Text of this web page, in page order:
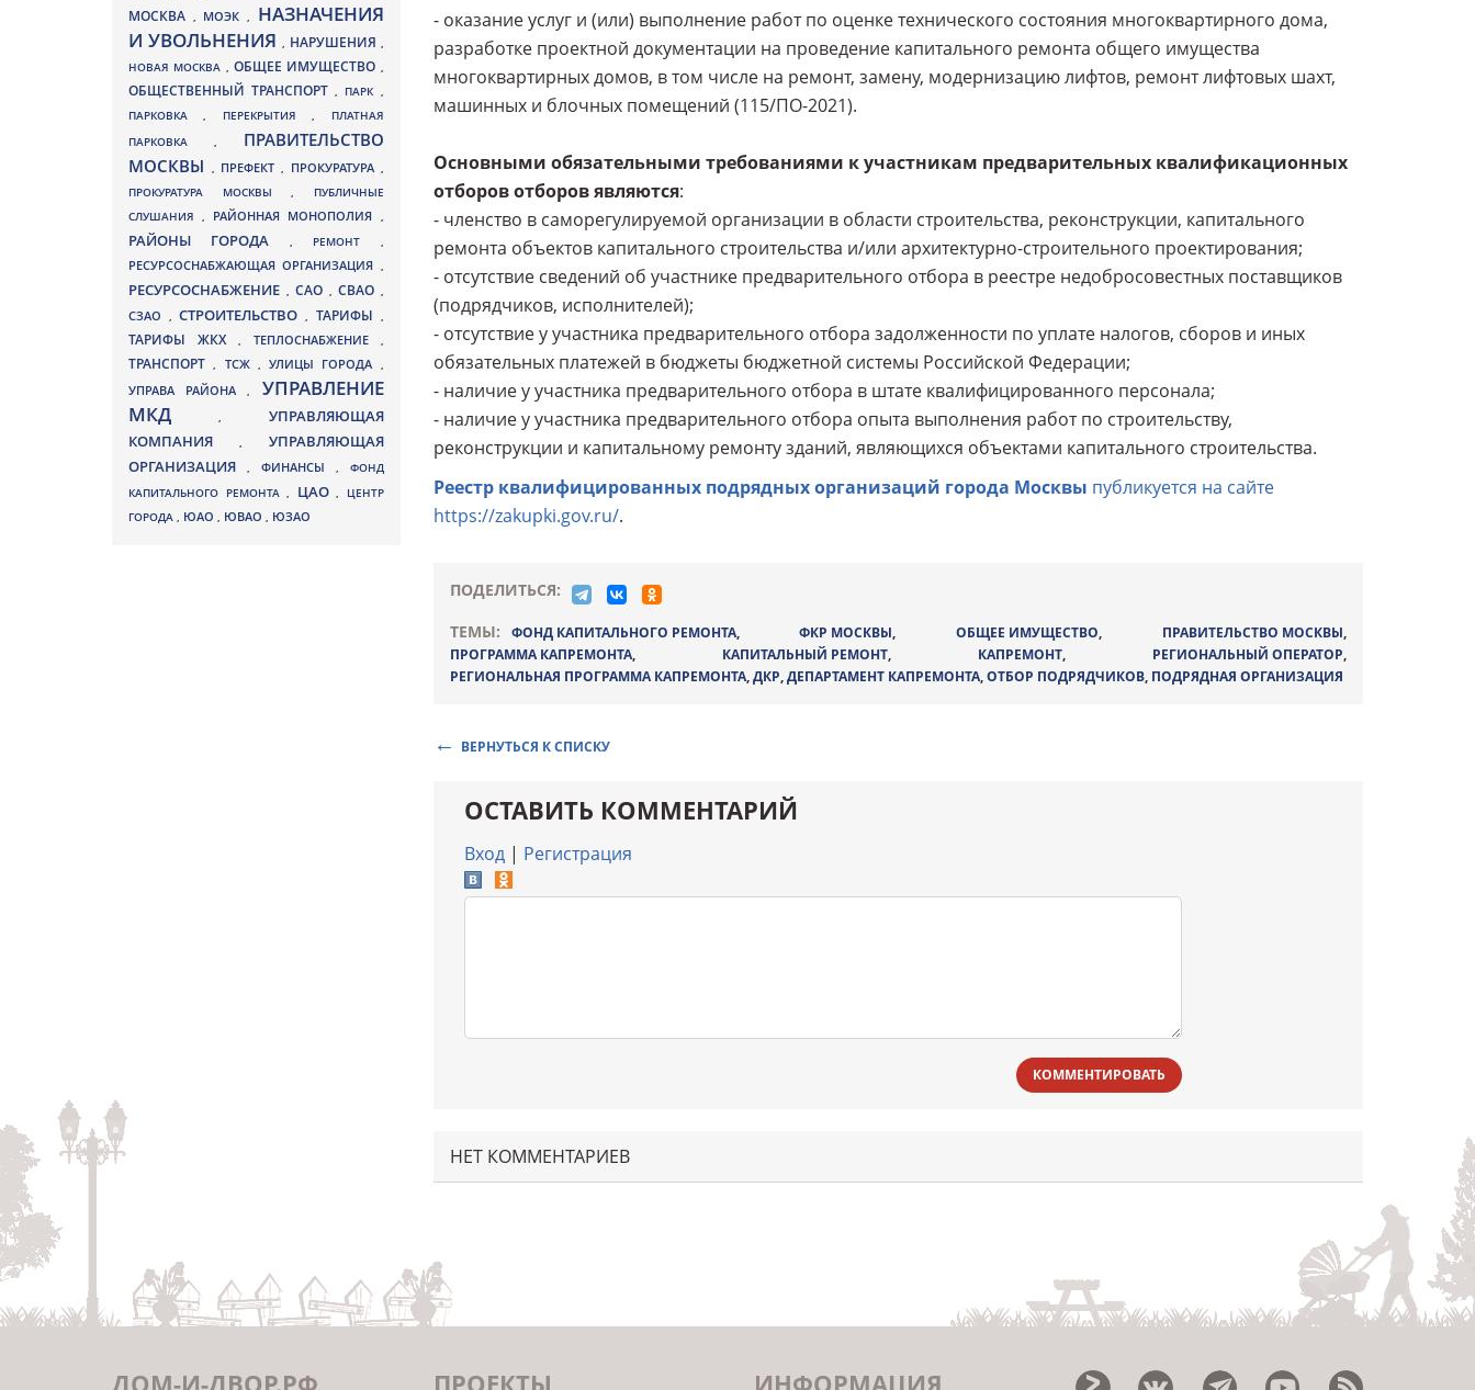
- оказание услуг и (или) выполнение работ по оценке технического состояния многоквартирного дома,
разработке проектной документации на проведение капитального ремонта общего имущества
многоквартирных домов, в том числе на ремонт, замену, модернизацию лифтов, ремонт лифтовых шахт,
машинных и блочных помещений (115/ПО-2021).
Основными обязательными требованиями к участникам предварительных квалификационных
отборов отборов являются:
- членство в саморегулируемой организации в области строительства, реконструкции, капитального
ремонта объектов капитального строительства и/или архитектурно-строительного проектирования;
- отсутствие сведений об участнике предварительного отбора в реестре недобросовестных поставщиков
(подрядчиков, исполнителей);
- отсутствие у участника предварительного отбора задолженности по уплате налогов, сборов и иных
обязательных платежей в бюджеты бюджетной системы Российской Федерации;
- наличие у участника предварительного отбора в штате квалифицированного персонала;
- наличие у участника предварительного отбора опыта выполнения работ по строительству,
реконструкции и капитальному ремонту зданий, являющихся объектами капитального строительства.
Реестр квалифицированных подрядных организаций города Москвы публикуется на сайте
https://zakupki.gov.ru/.
ПОДЕЛИТЬСЯ:
ТЕМЫ:
ФОНД КАПИТАЛЬНОГО РЕМОНТА,ФКР МОСКВЫ,ОБЩЕЕ ИМУЩЕСТВО, ПРАВИТЕЛЬСТВО МОСКВЫ,
ПРОГРАММА КАПРЕМОНТА, КАПИТАЛЬНЫЙ РЕМОНТ, КАПРЕМОНТ, РЕГИОНАЛЬНЫЙ ОПЕРАТОР,
РЕГИОНАЛЬНАЯ ПРОГРАММА КАПРЕМОНТА,ДКР,ДЕПАРТАМЕНТ КАПРЕМОНТА,ОТБОР ПОДРЯДЧИКОВ, ПОДРЯДНАЯ ОРГАНИЗАЦИЯ
ВЕРНУТЬСЯ К СПИСКУ
ОСТАВИТЬ КОММЕНТАРИЙ
Вход| Регистрация
КОММЕНТИРОВАТЬ
НЕТ КОММЕНТАРИЕВ
МОСКВА , МОЭК ,
НАЗНАЧЕНИЯ
И УВОЛЬНЕНИЯ , НАРУШЕНИЯ ,
НОВАЯ МОСКВА , ОБЩЕЕ ИМУЩЕСТВО ,
ОБЩЕСТВЕННЫЙ ТРАНСПОРТ, ПАРК ,
ПАРКОВКА, ПЕРЕКРЫТИЯ,
ПЛАТНАЯ
ПАРКОВКА ,
ПРАВИТЕЛЬСТВО
МОСКВЫ , ПРЕФЕКТ, ПРОКУРАТУРА ,
ПРОКУРАТУРА МОСКВЫ ,
ПУБЛИЧНЫЕ
СЛУШАНИЯ, РАЙОННАЯ МОНОПОЛИЯ ,
РАЙОНЫ ГОРОДА , РЕМОНТ ,
РЕСУРСОСНАБЖАЮЩАЯ ОРГАНИЗАЦИЯ ,
РЕСУРСОСНАБЖЕНИЕ , САО , СВАО ,
СЗАО ,СТРОИТЕЛЬСТВО, ТАРИФЫ ,
ТАРИФЫ ЖКХ , ТЕПЛОСНАБЖЕНИЕ ,
ТРАНСПОРТ, ТСЖ , УЛИЦЫ ГОРОДА ,
УПРАВА РАЙОНА, УПРАВЛЕНИЕ
МКД, УПРАВЛЯЮЩАЯ
КОМПАНИЯ
, УПРАВЛЯЮЩАЯ
ОРГАНИЗАЦИЯ
, ФИНАНСЫ , ФОНД
КАПИТАЛЬНОГО РЕМОНТА , ЦАО ,
ЦЕНТР
ГОРОДА , ЮАО , ЮВАО , ЮЗАО
ДОМ-И-ДВОР.РФ ПРОЕКТЫ ИНФОРМАЦИЯ